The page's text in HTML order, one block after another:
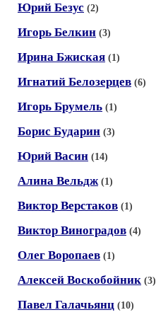
Юрий Безус (2)
Игорь Белкин (3)
Ирина Бжиская (1)
Игнатий Белозерцев (6)
Игорь Брумель (1)
Борис Бударин (3)
Юрий Васин (14)
Алина Вельдж (1)
Виктор Верстаков (1)
Виктор Виноградов (4)
Олег Воропаев (1)
Алексей Воскобойник (3)
Павел Галачьянц (10)